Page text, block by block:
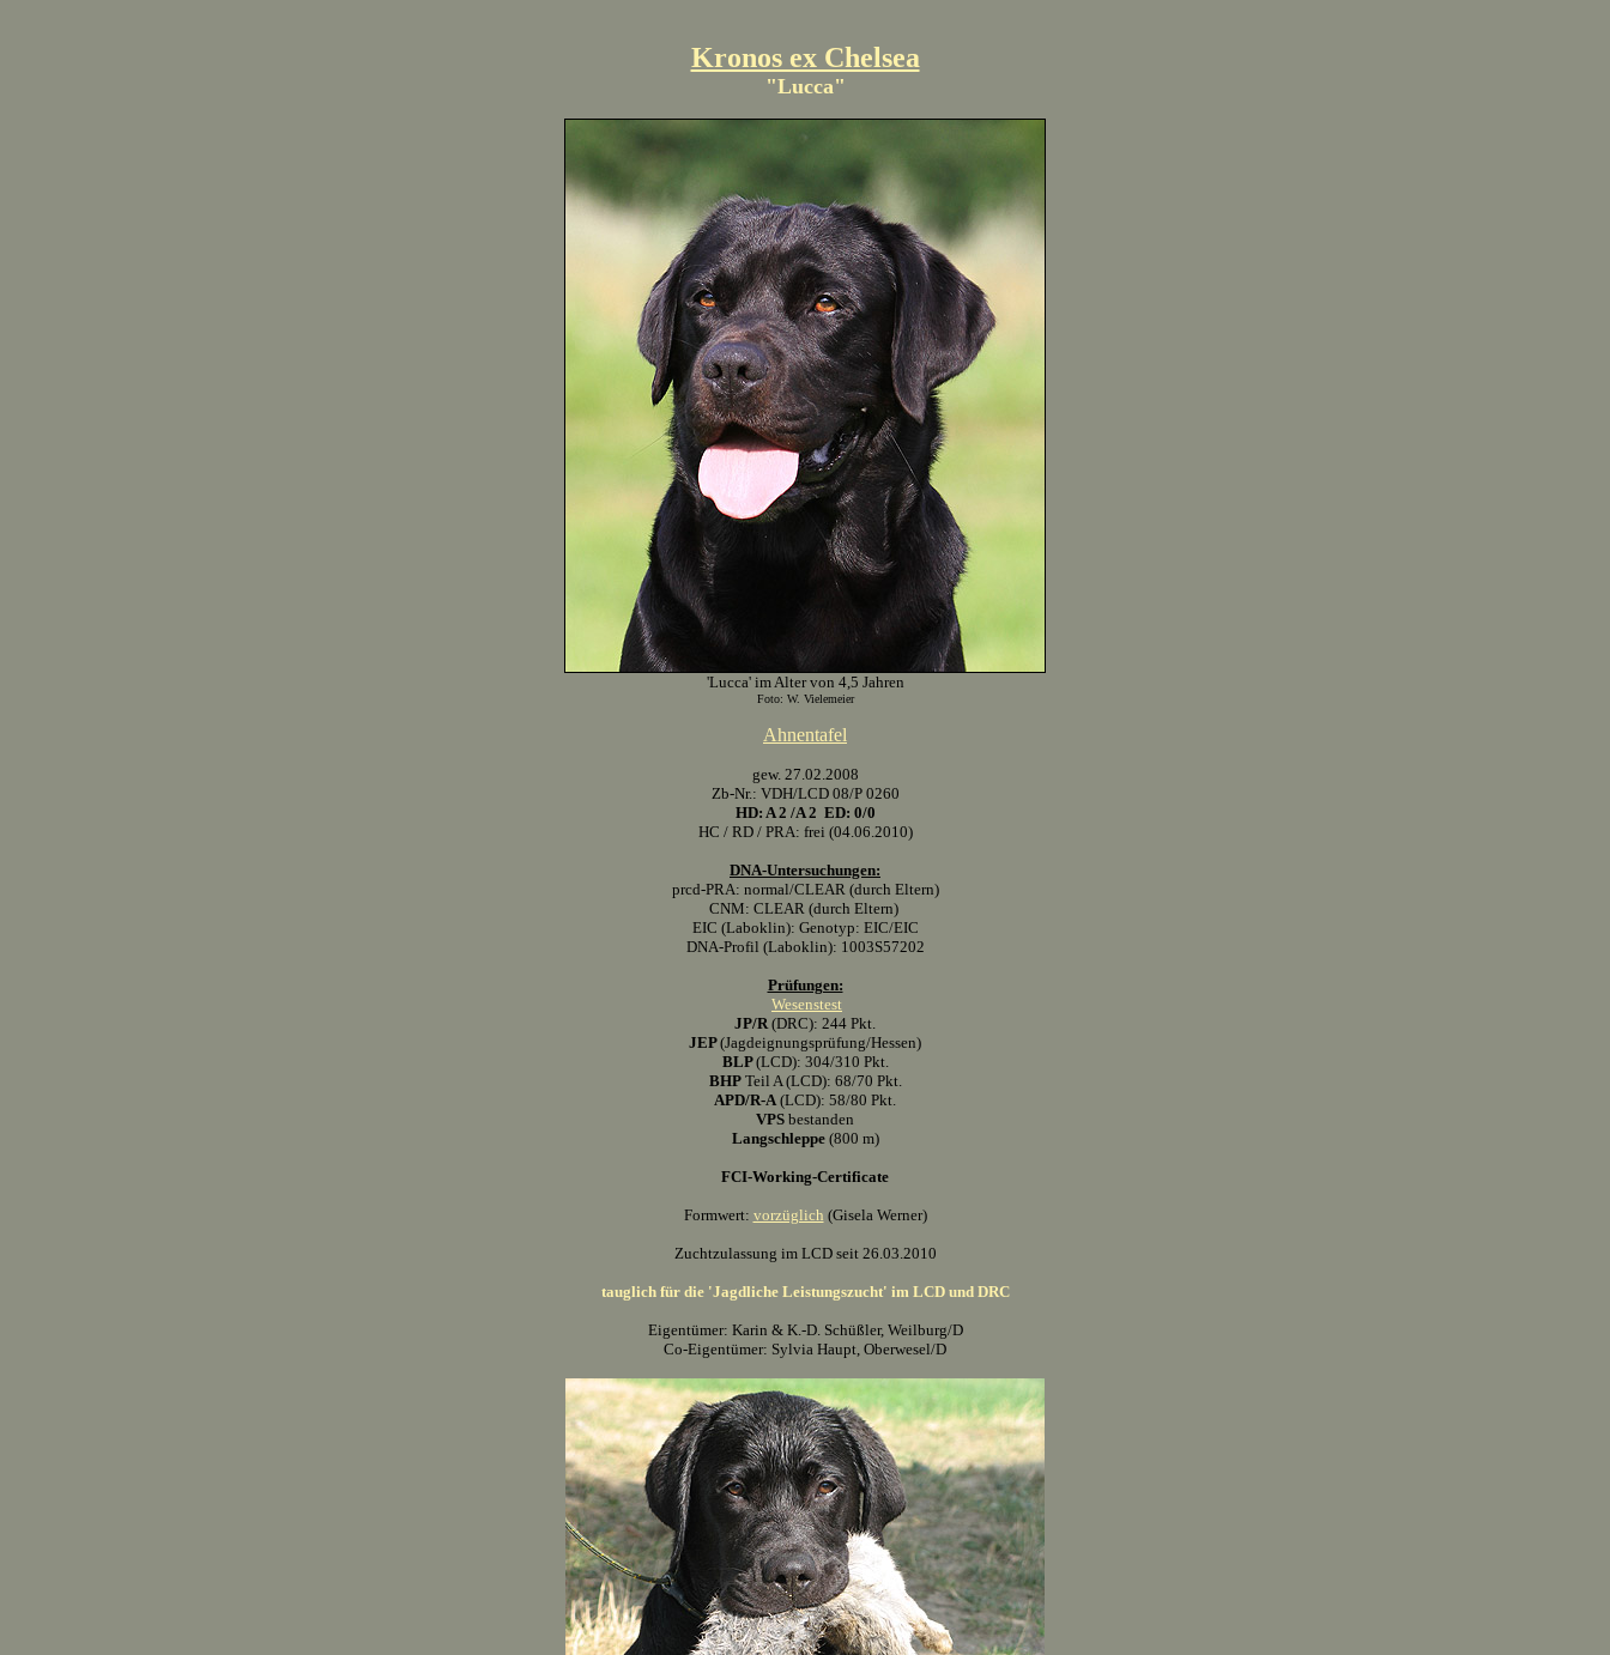
Kronos ex Chelsea
"Lucca"
'Lucca' im Alter von 4,5 Jahren
Foto: W. Vielemeier
Ahnentafel
gew. 27.02.2008
Zb-Nr.: VDH/LCD 08/P 0260
HD: A 2 /A 2 ED: 0/0
HC / RD / PRA: frei (04.06.2010)
DNA-Untersuchungen:
prcd-PRA: normal/CLEAR (durch Eltern)
CNM: CLEAR (durch Eltern)
EIC (Laboklin): Genotyp: EIC/EIC
DNA-Profil (Laboklin): 1003S57202
Prüfungen:
Wesenstest
JP/R(DRC): 244 Pkt.
JEP(Jagdeignungsprüfung/Hessen)
BLP(LCD): 304/310 Pkt.
BHPTeil A (LCD): 68/70 Pkt.
APD/R-A (LCD): 58/80 Pkt.
VPS bestanden
Langschleppe (800 m)
FCI-Working-Certificate
Formwert: vorzüglich (Gisela Werner)
Zuchtzulassung im LCD seit 26.03.2010
tauglich für die 'Jagdliche Leistungszucht' im LCD und DRC
Eigentümer: Karin & K.-D. Schüßler, Weilburg/D
Co-Eigentümer: Sylvia Haupt, Oberwesel/D